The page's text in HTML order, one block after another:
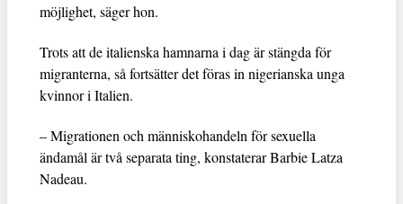
möjlighet, säger hon.
Trots att de italienska hamnarna i dag är stängda för
migranterna, så fortsätter det föras in nigerianska unga
kvinnor i Italien.
– Migrationen och människohandeln för sexuella
ändamål är två separata ting, konstaterar Barbie Latza
Nadeau.